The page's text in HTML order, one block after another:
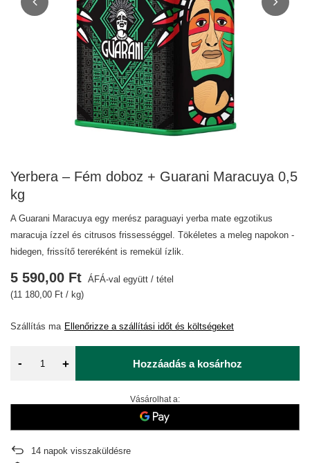
Yerbera – Fém doboz + Guarani Maracuya 0,5
kg
A Guarani Maracuya egy merész paraguayi yerba mate egzotikus
maracuja ízzel és citrusos frissességgel. Tökéletes a meleg napokon -
hidegen, frissítő tereréként is remekül ízlik.
Szállítás ma Ellenőrizze a szállítási időt és költségeket
5 590,00 Ft ÁFÁ-val együtt / tétel
(11 180,00 Ft / kg)
- + Hozzáadás a kosárhoz
Vásárolhat a:
14 napok visszaküldésre